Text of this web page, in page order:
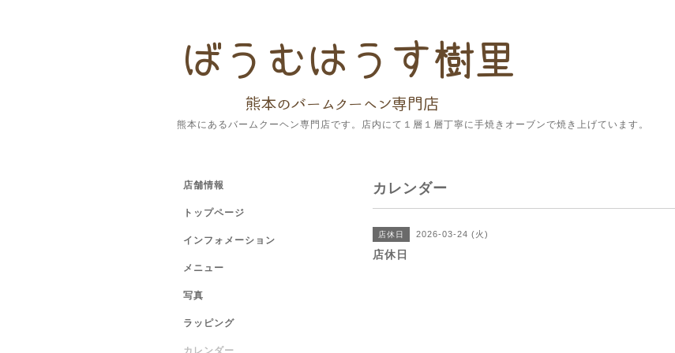
熊本にあるバームクーヘン専門店です。店内にて１層１層丁寧に手焼きオーブンで焼き上げています。
カレンダー
店休日 2026-03-24 (火)
店休日
店舗情報
トップページ
インフォメーション
メニュー
写真
ラッピング
カレンダー